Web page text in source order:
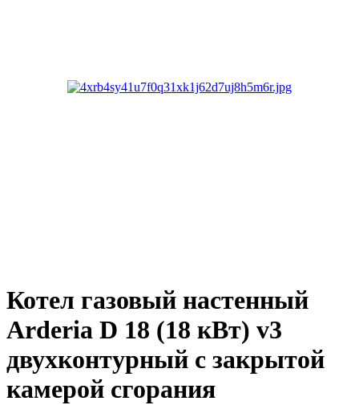
Котел газовый настенный
Arderia D 18 (18 кВт) v3
двухконтурный с закрытой
камерой сгорания